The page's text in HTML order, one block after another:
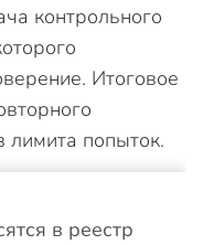
контрольного
Итоговое
лимита попыток.
в реестр